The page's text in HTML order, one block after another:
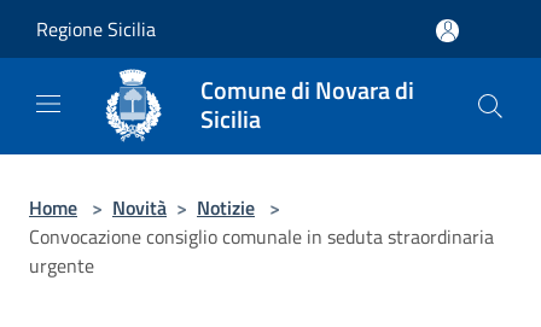
Regione Sicilia
Comune di Novara di
Sicilia
Home > Novità > Notizie >
Convocazione consiglio comunale in seduta straordinaria
urgente